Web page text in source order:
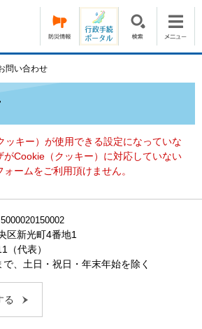
問い合わせ
ッキー）が使用できる設定になっていな
がCookie（クッキー）に対応していない
ームをご利用頂けません。
新光町4番地1
（代表）
、土日・祝日・年末年始を除く
る